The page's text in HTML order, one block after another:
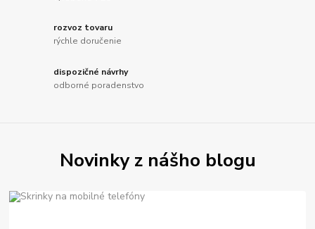
rozvoz tovaru
rýchle doručenie
dispozičné návrhy
odborné poradenstvo
Novinky z nášho blogu